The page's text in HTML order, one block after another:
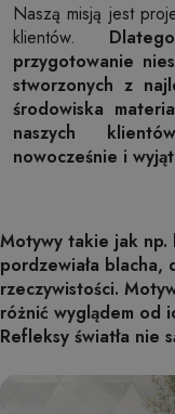
Naszą misją jest
klientów.
przygotowanie
stworzonych z
środowiska
naszych
nowocześnie i
Motywy takie jak np.
pordzewiała
rzeczywistości.
różnić wyglądem od
Refleksy światła nie